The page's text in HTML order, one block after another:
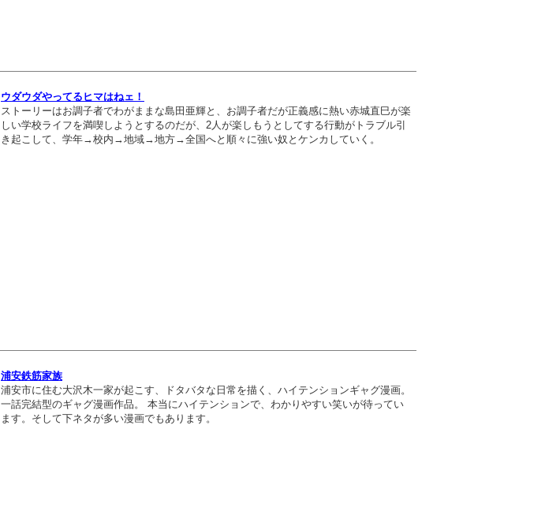
ウダウダやってるヒマはねェ！
ストーリーはお調子者でわがままな島田亜輝と、お調子者だが正義感に熱い赤城直巳が楽
しい学校ライフを満喫しようとするのだが、2人が楽しもうとしてする行動がトラブル引
き起こして、学年→校内→地域→地方→全国へと順々に強い奴とケンカしていく。
浦安鉄筋家族
浦安市に住む大沢木一家が起こす、ドタバタな日常を描く、ハイテンションギャグ漫画。
一話完結型のギャグ漫画作品。 本当にハイテンションで、わかりやすい笑いが待ってい
ます。そして下ネタが多い漫画でもあります。